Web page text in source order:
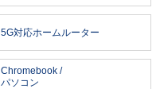
5G対応ホームルーター
Chromebook /
パソコン